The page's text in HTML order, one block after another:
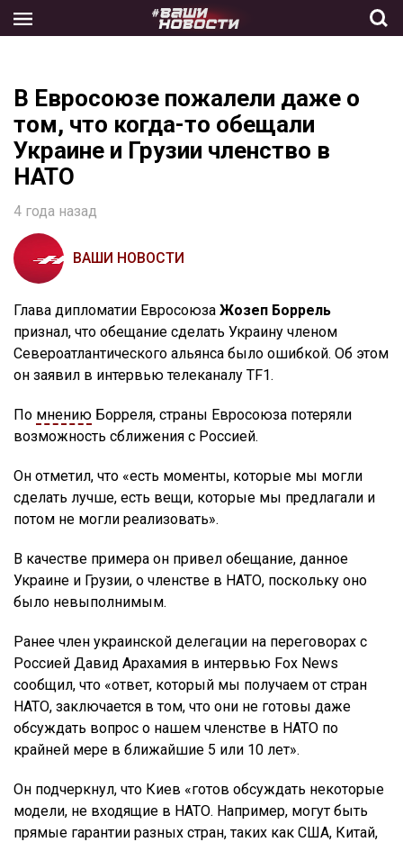
the
В Евросоюзе пожалели даже о
том, что когда-то обещали
Украине и Грузии членство в
НАТО
4 года назад
ВАШИ НОВОСТИ
Глава дипломатии Евросоюза Жозеп Боррель
признал, что обещание сделать Украину членом
Североатлантического альянса было ошибкой. Об этом
он заявил в интервью телеканалу TF1.
По мнению Борреля, страны Евросоюза потеряли
возможность сближения с Россией.
Он отметил, что «есть моменты, которые мы могли
сделать лучше, есть вещи, которые мы предлагали и
потом не могли реализовать».
В качестве примера он привел обещание, данное
Украине и Грузии, о членстве в НАТО, поскольку оно
было невыполнимым.
Ранее член украинской делегации на переговорах с
Россией Давид Арахамия в интервью Fox News
сообщил, что «ответ, который мы получаем от стран
НАТО, заключается в том, что они не готовы даже
обсуждать вопрос о нашем членстве в НАТО по
крайней мере в ближайшие 5 или 10 лет».
Он подчеркнул, что Киев «готов обсуждать некоторые
модели, не входящие в НАТО. Например, могут быть
прямые гарантии разных стран, таких как США, Китай,